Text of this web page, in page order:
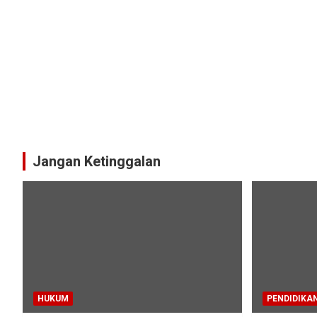
Jangan Ketinggalan
HUKUM